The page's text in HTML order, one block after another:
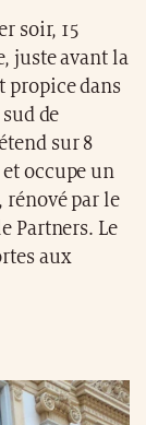
soir, 15
juste avant la
propice dans
de
sur 8
occupe un
par le
Partners. Le
aux